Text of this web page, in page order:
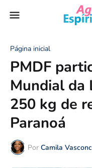
Página inicial
PMDF
Mundial da
250 kg de
Paranoá
Por Camila